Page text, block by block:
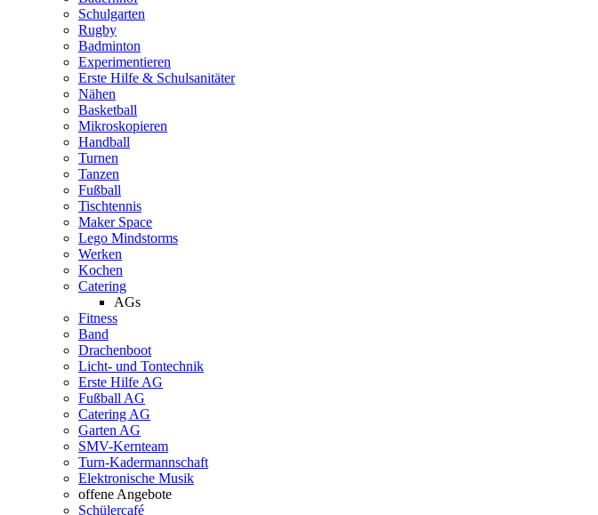
Schulgarten
Rugby
Badminton
Experimentieren
Erste Hilfe & Schulsanitäter
Nähen
Basketball
Mikroskopieren
Handball
Turnen
Tanzen
Fußball
Tischtennis
Maker Space
Lego Mindstorms
Werken
Kochen
Catering
AGs
Fitness
Band
Drachenboot
Licht- und Tontechnik
Erste Hilfe AG
Fußball AG
Catering AG
Garten AG
SMV-Kernteam
Turn-Kadermannschaft
Elektronische Musik
offene Angebote
Schülercafé